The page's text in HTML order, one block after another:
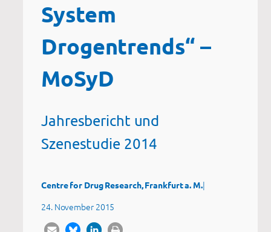
System
Drogentrends“ –
MoSyD
Jahresbericht und
Szenestudie 2014
Centre for Drug Research, Frankfurt a. M.|
24. November 2015